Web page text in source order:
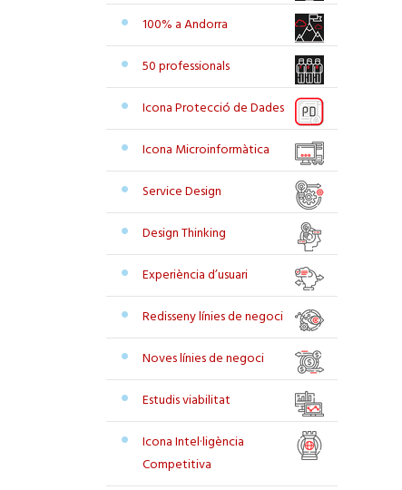
100% a Andorra
50 professionals
Icona Protecció de Dades
Icona Microinformàtica
Service Design
Design Thinking
Experiència d’usuari
Redisseny línies de negoci
Noves línies de negoci
Estudis viabilitat
Icona Intel·ligència
Competitiva